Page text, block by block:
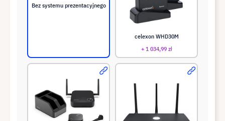
Bez systemu prezentacyjnego
celexon WHD30M
+ 1 034,99 zł